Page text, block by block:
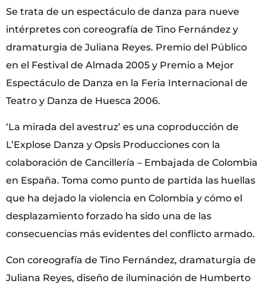
Se trata de un espectáculo de danza para nueve
intérpretes con coreografía de Tino Fernández y
dramaturgia de Juliana Reyes. Premio del Público
en el Festival de Almada 2005 y Premio a Mejor
Espectáculo de Danza en la Feria Internacional de
Teatro y Danza de Huesca 2006.
‘La mirada del avestruz’ es una coproducción de
L’Explose Danza y Opsis Producciones con la
colaboración de Cancillería – Embajada de Colombia
en España. Toma como punto de partida las huellas
que ha dejado la violencia en Colombia y cómo el
desplazamiento forzado ha sido una de las
consecuencias más evidentes del conflicto armado.
Con coreografía de Tino Fernández, dramaturgia de
Juliana Reyes, diseño de iluminación de Humberto